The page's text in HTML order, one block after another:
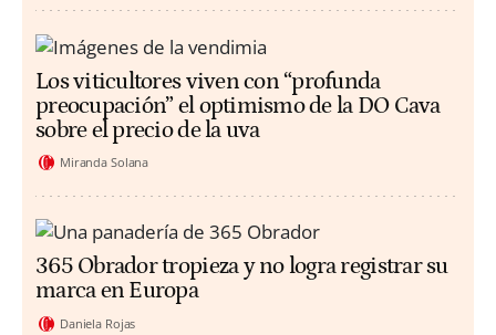
Los viticultores viven con “profunda
preocupación” el optimismo de la DO Cava
sobre el precio de la uva
Miranda Solana
365 Obrador tropieza y no logra registrar su
marca en Europa
Daniela Rojas